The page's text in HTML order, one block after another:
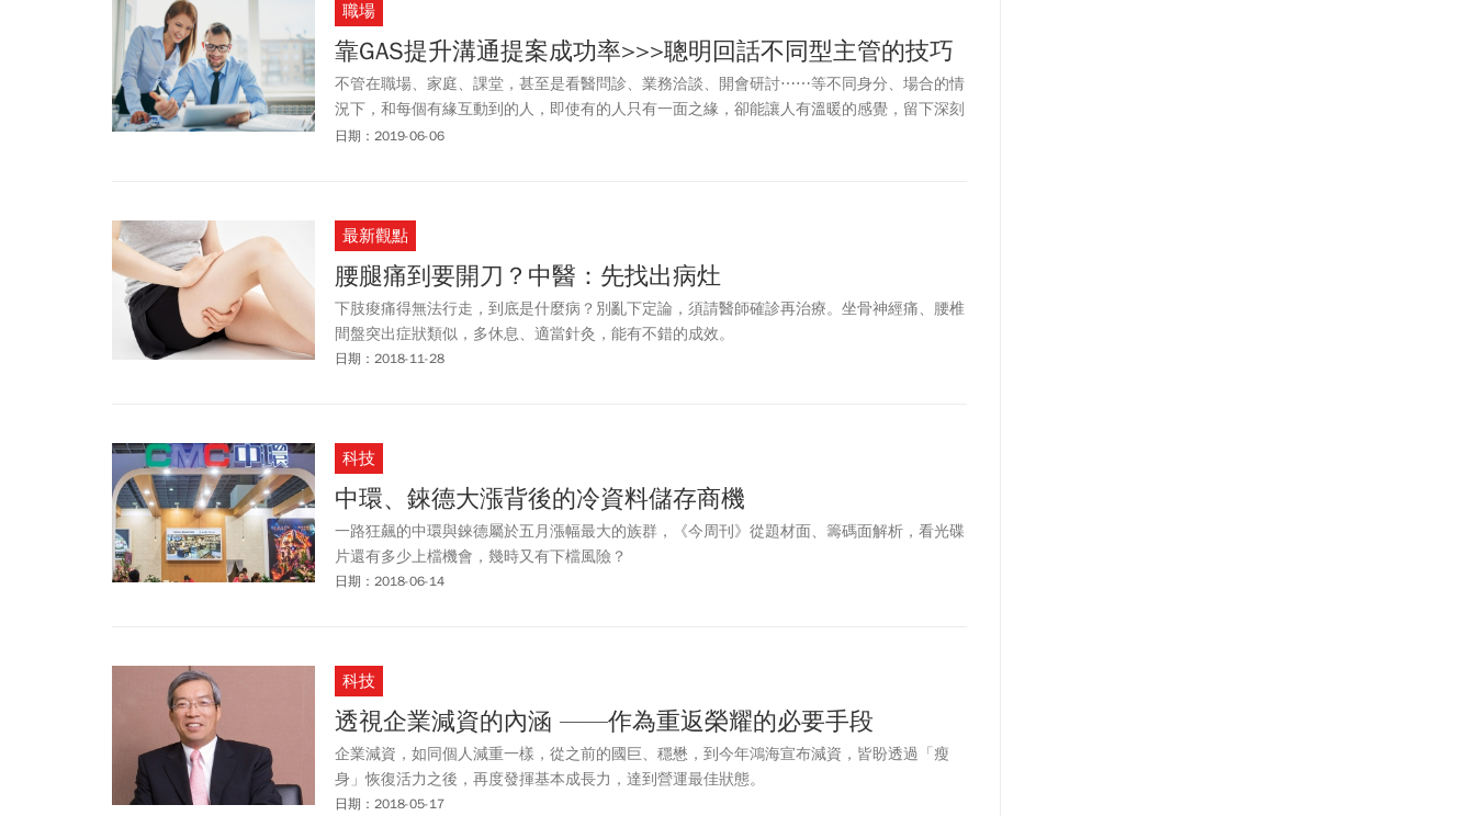
職場
靠GAS提升溝通提案成功率>>>聰明回話不同型主管的技巧
不管在職場、家庭、課堂，甚至是看醫問診、業務洽談、開會研討⋯⋯等不同身分、場合的情
況下，和每個有緣互動到的人，即使有的人只有一面之緣，卻能讓人有溫暖的感覺，留下深刻
的印象，都從開口的那一刻開始。你越會說話，別人就越快樂；別人越快樂，就會越喜歡你；
日期：2019-06-06
最新觀點
腰腿痛到要開刀？中醫：先找出病灶
下肢痠痛得無法行走，到底是什麼病？別亂下定論，須請醫師確診再治療。坐骨神經痛、腰椎
間盤突出症狀類似，多休息、適當針灸，能有不錯的成效。
日期：2018-11-28
科技
中環、錸德大漲背後的冷資料儲存商機
一路狂飆的中環與錸德屬於五月漲幅最大的族群，《今周刊》從題材面、籌碼面解析，看光碟
片還有多少上檔機會，幾時又有下檔風險？
日期：2018-06-14
科技
透視企業減資的內涵 ——作為重返榮耀的必要手段
企業減資，如同個人減重一樣，從之前的國巨、穩懋，到今年鴻海宣布減資，皆盼透過「瘦
身」恢復活力之後，再度發揮基本成長力，達到營運最佳狀態。
日期：2018-05-17